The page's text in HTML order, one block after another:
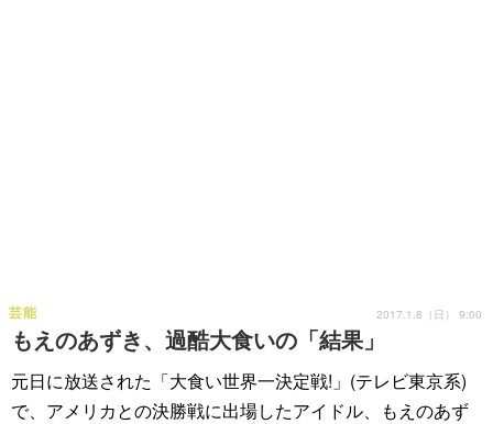
もえのあずき、過酷大食いの「結果」
芸能 2017.1.8（日） 9:00
元日に放送された「大食い世界一決定戦!」(テレビ東京系)
で、アメリカとの決勝戦に出場したアイドル、もえのあず